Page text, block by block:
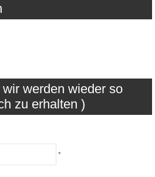
werden wieder so
zu erhalten )
*